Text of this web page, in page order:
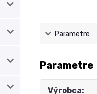
Parametre
Parametre
Výrobca